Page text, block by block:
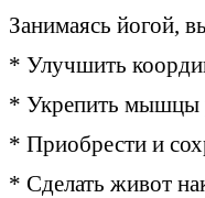
Занимаясь йогой,
* Улучшить
* Укрепить мышцы
* Приобрести и
* Сделать живот